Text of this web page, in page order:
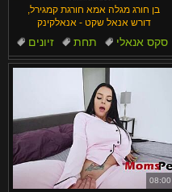
Bahasa Melayu
Ελληνικά
Português
בן חורג מגלה אמא חורגת קמגירל,
דורש אנאל שקט - אנאלקינק
זיונים תחת
סקס אנאלי
זיון בתחת
מציצות
08:00